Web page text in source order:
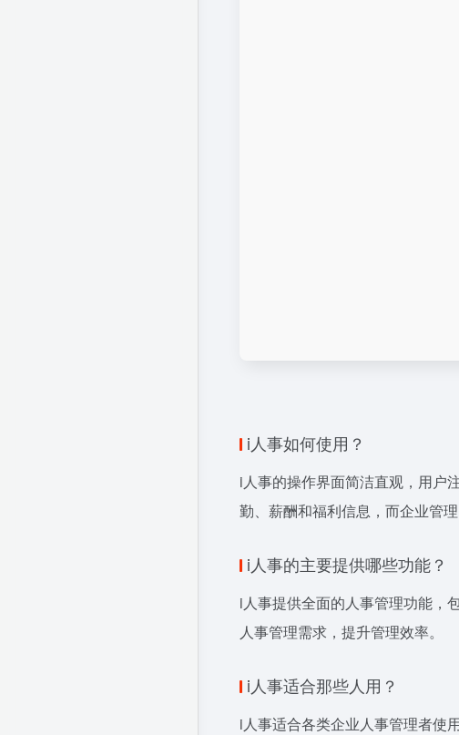
i人事如何使用？
i人事的操作界面简洁直观，用户
勤、薪酬和福利信息，而企业管理
i人事的主要提供哪些功能？
i人事提供全面的人事管理功能，
人事管理需求，提升管理效率。
i人事适合那些人用？
i人事适合各类企业人事管理者使